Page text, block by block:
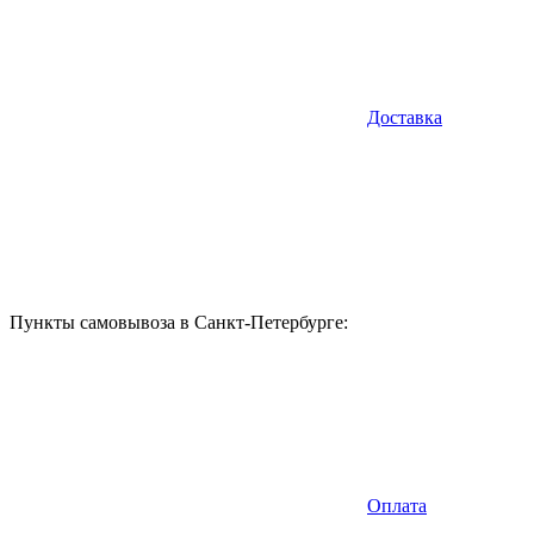
Доставка
Пункты самовывоза в Санкт-Петербурге:
Оплата